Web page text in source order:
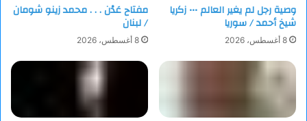
وصية رجل لم يغير العالم ••• زكريا
شيخ أحمد / سوريا
8 أغسطس، 2026
مفتاح عَدْن . . . محمد زينو شومان
/ لبنان
8 أغسطس، 2026